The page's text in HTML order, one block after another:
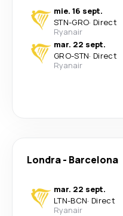
mie. 16 sept.
STN-GRO· Direct
Ryanair
mar. 22 sept.
GRO-STN· Direct
Ryanair
Londra- Barcelona
mar. 22 sept.
LTN-BCN· Direct
Ryanair